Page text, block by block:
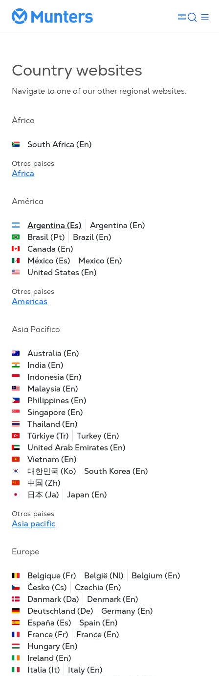
Country websites
Navigate to one of our other regional websites.
África
South Africa (En)
Otros países
Africa
América
Argentina (Es)
Argentina (En)
Brasil (Pt)
Brazil (En)
Canada (En)
México (Es)
Mexico (En)
United States (En)
Otros países
Americas
Asia Pacífico
Australia (En)
India (En)
Indonesia (En)
Malaysia (En)
Philippines (En)
Singapore (En)
Thailand (En)
Türkiye (Tr)
Turkey (En)
United Arab Emirates (En)
Vietnam (En)
대한민국 (Ko)
South Korea (En)
中国 (Zh)
日本 (Ja)
Japan (En)
Otros países
Asia pacific
Europe
Belgique (Fr) België (Nl)
Belgium (En)
Česko (Cs)
Czechia (En)
Danmark (Da)
Denmark (En)
Deutschland (De)
Germany (En)
España (Es)
Spain (En)
France (Fr)
France (En)
Hungary (En)
Ireland (En)
Italia (It)
Italy (En)